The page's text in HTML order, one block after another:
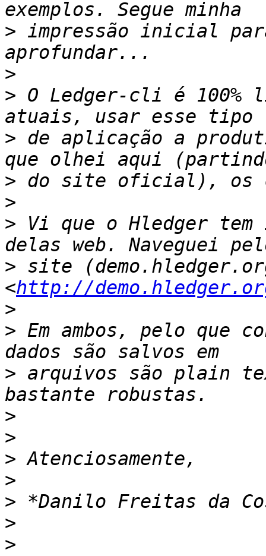
> impressão inicial
>
> O Ledger-cli é 100%
> de aplicação a
>
>
> Vi que o Hledger
> site
<http://
>
> Em ambos, pelo que
> arquivos são plain
>
>
>
>
>
>
>